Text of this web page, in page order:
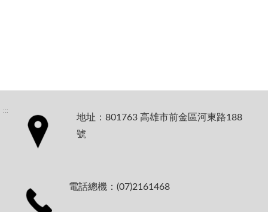
:::
地址：801763 高雄市前金區河東路188
號
電話總機：(07)2161468